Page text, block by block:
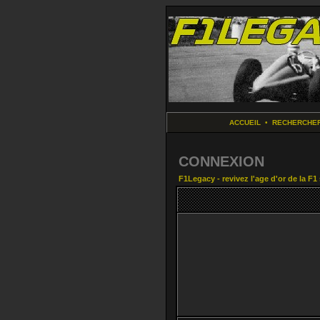
ACCUEIL •
CONNEXION
F1Legacy - revivez l'age d'or de la